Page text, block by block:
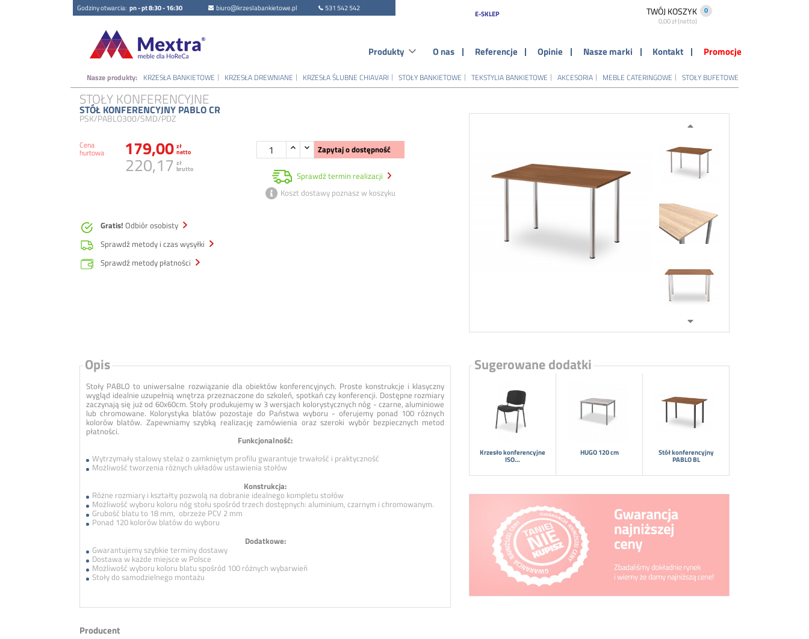
Godziny otwarcia: pn - pt 8:30 - 16:30 biuro@krzeslabankietowe.pl 531 542 542
E-SKLEP TWÓJ KOSZYK
0
0,00 zł (netto)
O nas
Produkty Referencje Opinie Nasze marki Kontakt Promocje
Nasze produkty: KRZESŁA BANKIETOWE KRZESŁA DREWNIANE KRZESŁA ŚLUBNE CHIAVARI STOŁY BANKIETOWE TEKSTYLIA BANKIETOWE AKCESORIA MEBLE CATERINGOWE STOŁY BUFETOWE
STOŁY KONFERENCYJNE
STÓŁ KONFERENCYJNY PABLO CR
PSK/PABLO300/SMD/PDZ
Cena
hurtowa
zł
netto
179,00
zł
brutto
220,17
Zapytaj o dostępność
Sprawdź termin realizacji
Koszt dostawy poznasz w koszyku
Gratis! Odbiór osobisty
Sprawdź metody i czas wysyłki
Sprawdź metody płatności
Opis
Stoły PABLO to uniwersalne rozwiązanie dla obiektów konferencyjnych. Proste konstrukcje i klasyczny
wygląd idealnie uzupełnią wnętrza przeznaczone do szkoleń, spotkań czy konferencji. Dostępne rozmiary
zaczynają się już od 60x60cm. Stoły produkujemy w 3 wersjach kolorystycznych nóg - czarne, aluminiowe
lub chromowane. Kolorystyka blatów pozostaje do Państwa wyboru - oferujemy ponad 100 różnych
kolorów blatów. Zapewniamy szybką realizację zamówienia oraz szeroki wybór bezpiecznych metod
płatności.
Funkcjonalność:
Wytrzymały stalowy stelaż o zamkniętym profilu gwarantuje trwałość i praktyczność
Możliwość tworzenia różnych układów ustawienia stołów
Konstrukcja:
Różne rozmiary i kształty pozwolą na dobranie idealnego kompletu stołów
Możliwość wyboru koloru nóg stołu spośród trzech dostępnych: aluminium, czarnym i chromowanym.
Grubość blatu to 18 mm, obrzeże PCV 2 mm
Ponad 120 kolorów blatów do wyboru
Dodatkowe:
Gwarantujemy szybkie terminy dostawy
Dostawa w każde miejsce w Polsce
Możliwość wyboru koloru blatu spośród 100 różnych wybarwień
Stoły do samodzielnego montażu
Producent
Sugerowane dodatki
Krzesło konferencyjne
ISO...
HUGO 120 cm Stół konferencyjny
PABLO BL